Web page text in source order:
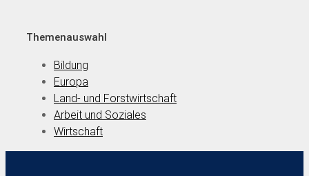
Themenauswahl
Bildung
Europa
Land- und Forstwirtschaft
Arbeit und Soziales
Wirtschaft